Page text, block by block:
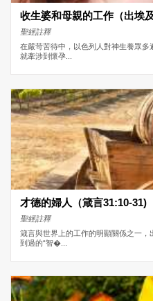
收生婆和母親的工作（出埃
聖經註釋
在嚴苛苦待中，以色列人對神生養眾
就牽涉到懷孕...
才德的婦人（箴言31:10-31)
聖經註釋
箴言與世界上的工作的明顯關係之一
到過的“智�...